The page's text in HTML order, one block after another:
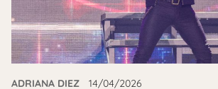
ADRIANA DIEZ 14/04/2026